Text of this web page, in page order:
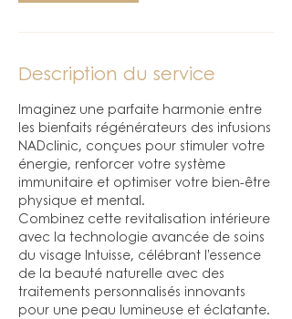
n
Description du service
Imaginez une parfaite harmonie entre
les bienfaits régénérateurs des infusions
NADclinic, conçues pour stimuler votre
énergie, renforcer votre système
immunitaire et optimiser votre bien-être
physique et mental.
Combinez cette revitalisation intérieure
avec la technologie avancée de soins
du visage Intuisse, célébrant l’essence
de la beauté naturelle avec des
traitements personnalisés innovants
pour une peau lumineuse et éclatante.